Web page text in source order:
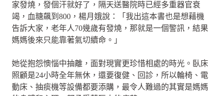
家發燒，發個汗就好了，隔天送醫院時已經多重器官衰
竭，血糖飆到800，楊月娥說：「我出這本書也是想藉機
告訴大家，老年人70幾歲有發燒，那就是一個警訊，結果
媽媽後來只能靠著氣切續命。」
她從抱怨懊惱中抽離，面對現實更珍惜相處的時光。臥床
照顧是24小時全年無休，還要復健、回診，所以輪椅、電
動床、抽痰機等設備都要添購，最令人難過的其實是媽媽